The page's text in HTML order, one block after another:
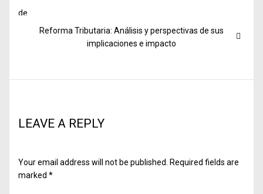
Next
Reforma Tributaria: Análisis y perspectivas de sus
implicaciones e impacto
LEAVE A REPLY
Your email address will not be published.
Required fields are
marked *